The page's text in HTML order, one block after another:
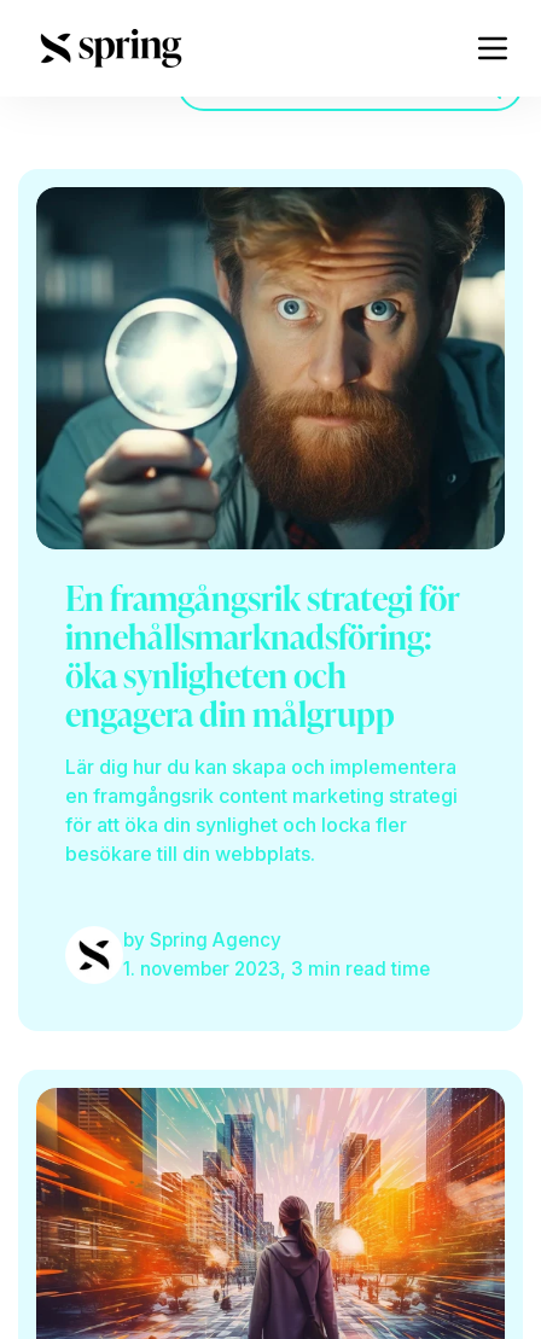
Boka onlinemöte
Siste artikler
En framgångsrik strategi för
innehållsmarknadsföring:
öka synligheten och
engagera din målgrupp
Lär dig hur du kan skapa och implementera
en framgångsrik content marketing strategi
för att öka din synlighet och locka fler
besökare till din webbplats.
by Spring Agency
1. november 2023, 3 min read time